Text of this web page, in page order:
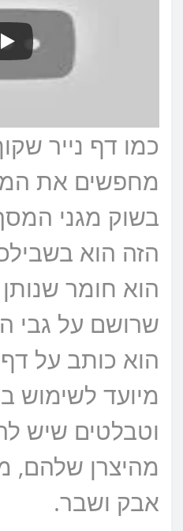
כמו דף נייר
מחפשים את
בשוק מגני
הזה הוא
הוא חומר
שרושם על גבי
הוא כותב על
מיועד לשימוש
וטבלטים שיש
מהיצרן שלהם,
אבק ושבר.